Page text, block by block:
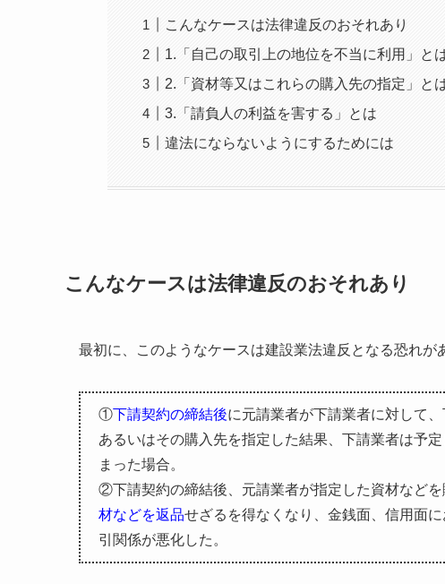
こんなケースは法律違反のおそれあり
1.「自己の取引上の地位を不当に利用」と
2.「資材等又はこれらの購入先の指定」と
3.「請負人の利益を害する」とは
違法にならないようにするためには
こんなケースは法律違反のおそれあり
最初に、このようなケースは建設業法違反となる恐れが
①下請契約の締結後に元請業者が下請業者に対して
あるいはその購入先を指定した結果、下請業者は予
まった場合。
②下請契約の締結後、元請業者が指定した資材など
材などを返品せざるを得なくなり、金銭面、信用面
引関係が悪化した。